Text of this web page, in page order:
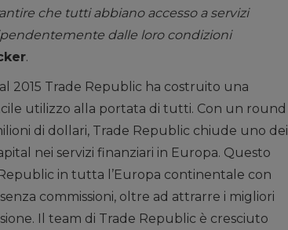
che tutti abbiano accesso a servizi
dalle loro condizioni
.
2015 Trade Republic ha costruito una
utilizzo alla portata di tutti. Con un round
di dollari, Trade Republic chiude uno dei
nei servizi finanziari in Europa. Questo
in tutta l’Europa continentale con
commissioni, oltre ad attrarre i migliori
Il team di Trade Republic è cresciuto